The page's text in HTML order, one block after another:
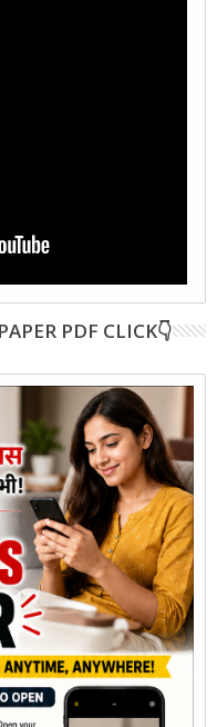
PDF CLICK👇